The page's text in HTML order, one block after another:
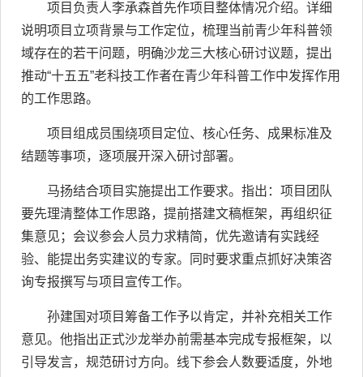
项目负责人李承森首先作项目整体情况介绍。详细
说明项目立项背景与工作定位，梳理当前青少年科普领
域存在的若干问题，明确沙龙三大核心研讨议题，提出
推动“十五五”老科技工作者在青少年科普工作中发挥作用
的工作思路。
项目组成员围绕项目定位、核心任务、成果标准及
结题等事项，逐项展开深入研讨部署。
马扬结合项目实施提出工作要求。指出：项目团队
要先理清整体工作思路，提前搭建文稿框架，再组织征
集意见；会议参会人员力求精简，优先邀请有实践经
验、能提出务实建议的专家。同时要求重点抓好决策咨
询专报撰写与项目宣传工作。
孙建国对项目筹备工作予以肯定，并补充相关工作
意见。他指出正式沙龙举办前需基本完成专报框架，以
引导发言，规范研讨方向。线下参会人数要适度，外地